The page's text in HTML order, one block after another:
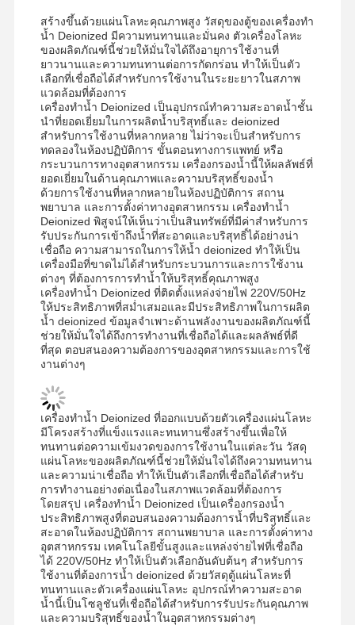
หน้าแรก สินค้า วิดีโอ เกี่ยวกับเรา
ทัวร์โรงงาน
การควบคุม
คุณภาพ
ติดต่อเรา ข่าว
กรณี
ขอใบเสนอ
ราคา
ระบบน้ํา อุลตราเพียว ของห้องปฏิบัติการ
สร้างขึ้นด้วยแผ่นโลหะคุณภาพสูง วัสดุของตู้ของเครื่องทำ
น้ำ Deionized มีความทนทานและมั่นคง ตัวเครื่องโลหะ
ของผลิตภัณฑ์นี้ช่วยให้มั่นใจได้ถึงอายุการใช้งานที่
ยาวนานและความทนทานต่อการกัดกร่อน ทำให้เป็นตัว
เลือกที่เชื่อถือได้สำหรับการใช้งานในระยะยาวในสภาพ
แวดล้อมที่ต้องการ
เครื่องทำน้ำ Deionized เป็นอุปกรณ์ทำความสะอาดน้ำชั้น
นำที่ยอดเยี่ยมในการผลิตน้ำบริสุทธิ์และ deionized
สำหรับการใช้งานที่หลากหลาย ไม่ว่าจะเป็นสำหรับการ
ทดลองในห้องปฏิบัติการ ขั้นตอนทางการแพทย์ หรือ
กระบวนการทางอุตสาหกรรม เครื่องกรองน้ำนี้ให้ผลลัพธ์ที่
ยอดเยี่ยมในด้านคุณภาพและความบริสุทธิ์ของน้ำ
ด้วยการใช้งานที่หลากหลายในห้องปฏิบัติการ สถาน
พยาบาล และการตั้งค่าทางอุตสาหกรรม เครื่องทำน้ำ
Deionized พิสูจน์ให้เห็นว่าเป็นสินทรัพย์ที่มีค่าสำหรับการ
รับประกันการเข้าถึงน้ำที่สะอาดและบริสุทธิ์ได้อย่างน่า
เชื่อถือ ความสามารถในการให้น้ำ deionized ทำให้เป็น
เครื่องมือที่ขาดไม่ได้สำหรับกระบวนการและการใช้งาน
ต่างๆ ที่ต้องการการทำน้ำให้บริสุทธิ์คุณภาพสูง
เครื่องทำน้ำ Deionized ที่ติดตั้งแหล่งจ่ายไฟ 220V/50Hz
ให้ประสิทธิภาพที่สม่ำเสมอและมีประสิทธิภาพในการผลิต
น้ำ deionized ข้อมูลจำเพาะด้านพลังงานของผลิตภัณฑ์นี้
ช่วยให้มั่นใจได้ถึงการทำงานที่เชื่อถือได้และผลลัพธ์ที่ดี
ที่สุด ตอบสนองความต้องการของอุตสาหกรรมและการใช้
งานต่างๆ
เครื่องทำน้ำ Deionized ที่ออกแบบด้วยตัวเครื่องแผ่นโลหะ
มีโครงสร้างที่แข็งแรงและทนทานซึ่งสร้างขึ้นเพื่อให้
ทนทานต่อความเข้มงวดของการใช้งานในแต่ละวัน วัสดุ
แผ่นโลหะของผลิตภัณฑ์นี้ช่วยให้มั่นใจได้ถึงความทนทาน
และความน่าเชื่อถือ ทำให้เป็นตัวเลือกที่เชื่อถือได้สำหรับ
การทำงานอย่างต่อเนื่องในสภาพแวดล้อมที่ต้องการ
โดยสรุป เครื่องทำน้ำ Deionized เป็นเครื่องกรองน้ำ
ประสิทธิภาพสูงที่ตอบสนองความต้องการน้ำที่บริสุทธิ์และ
สะอาดในห้องปฏิบัติการ สถานพยาบาล และการตั้งค่าทาง
อุตสาหกรรม เทคโนโลยีขั้นสูงและแหล่งจ่ายไฟที่เชื่อถือ
ได้ 220V/50Hz ทำให้เป็นตัวเลือกอันดับต้นๆ สำหรับการ
ใช้งานที่ต้องการน้ำ deionized ด้วยวัสดุตู้แผ่นโลหะที่
ทนทานและตัวเครื่องแผ่นโลหะ อุปกรณ์ทำความสะอาด
น้ำนี้เป็นโซลูชันที่เชื่อถือได้สำหรับการรับประกันคุณภาพ
และความบริสุทธิ์ของน้ำในอุตสาหกรรมต่างๆ